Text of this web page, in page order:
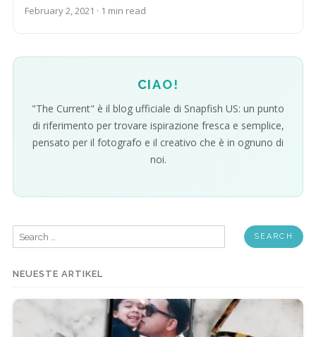
February 2, 2021 · 1 min read
CIAO!
"The Current" è il blog ufficiale di Snapfish US: un punto
di riferimento per trovare ispirazione fresca e semplice,
pensato per il fotografo e il creativo che è in ognuno di
noi.
Search
NEUESTE ARTIKEL